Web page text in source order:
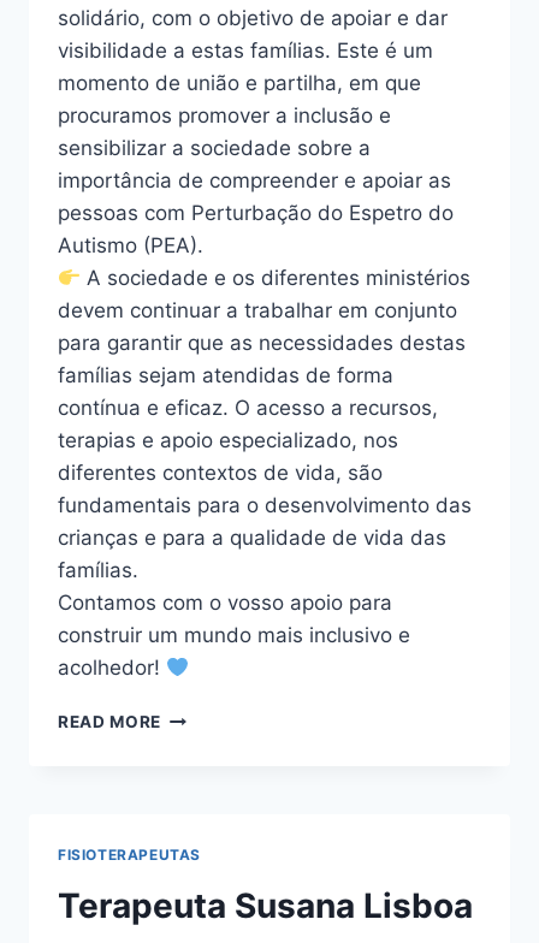
solidário, com o objetivo de apoiar e dar
visibilidade a estas famílias. Este é um
momento de união e partilha, em que
procuramos promover a inclusão e
sensibilizar a sociedade sobre a
importância de compreender e apoiar as
pessoas com Perturbação do Espetro do
Autismo (PEA).
A sociedade e os diferentes ministérios
devem continuar a trabalhar em conjunto
para garantir que as necessidades destas
famílias sejam atendidas de forma
contínua e eficaz. O acesso a recursos,
terapias e apoio especializado, nos
diferentes contextos de vida, são
fundamentais para o desenvolvimento das
crianças e para a qualidade de vida das
famílias.
Contamos com o vosso apoio para
construir um mundo mais inclusivo e
acolhedor!
READ MORE DIA
FISIOTERAPEUTAS
Terapeuta Susana Lisboa